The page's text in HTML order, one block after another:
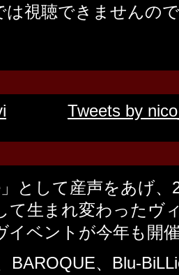
視聴できませんの
Tweets by
」として産声をあげ
て生まれ変わったヴ
イベントが今年も開
BAROQUE、Blu-